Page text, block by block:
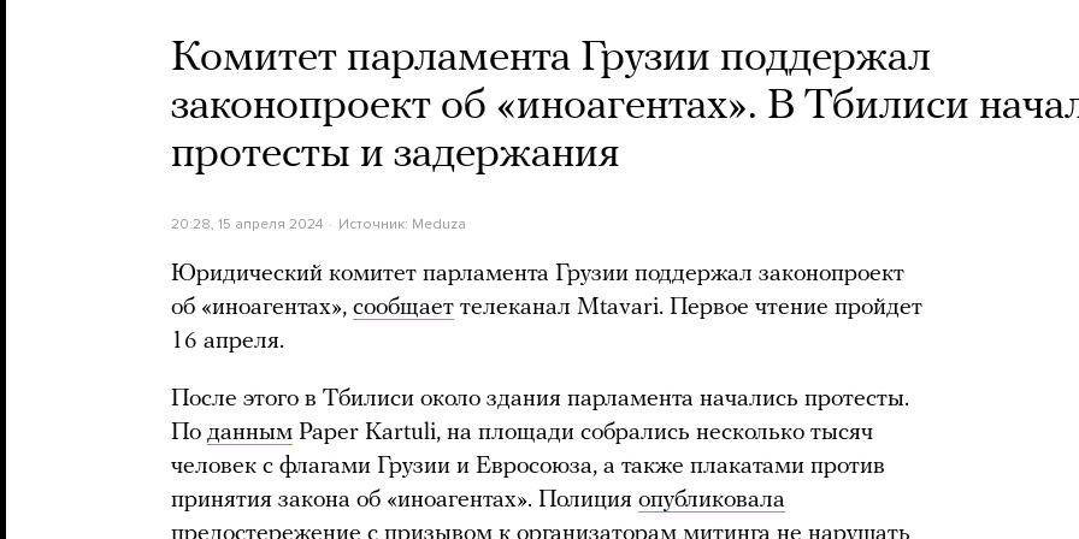
Комитет парламента Грузии поддержал
законопроект об «иноагентах». В Тбилиси
протесты и задержания
20:28, 15 апреля 2024 Источник: Meduza
Юридический комитет парламента Грузии поддержал законопроект
об «иноагентах», сообщает телеканал Mtavari. Первое чтение пройдет
16 апреля.
После этого в Тбилиси около здания парламента начались протесты.
По данным Paper Kartuli, на площади собрались несколько тысяч
человек с флагами Грузии и Евросоюза, а также плакатами против
принятия закона об «иноагентах». Полиция опубликовала
предостережение с призывом к организаторам митинга не нарушать